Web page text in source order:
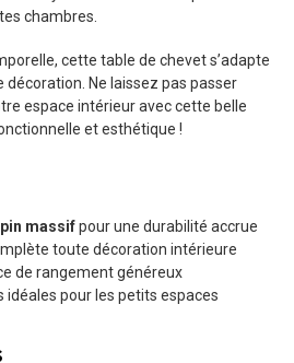
chambres.
cette table de chevet s’adapte
décoration. Ne laissez pas passer
espace intérieur avec cette belle
et esthétique !
massifpour une durabilité accrue
toute décoration intérieure
de rangement généreux
idéales pour les petits espaces